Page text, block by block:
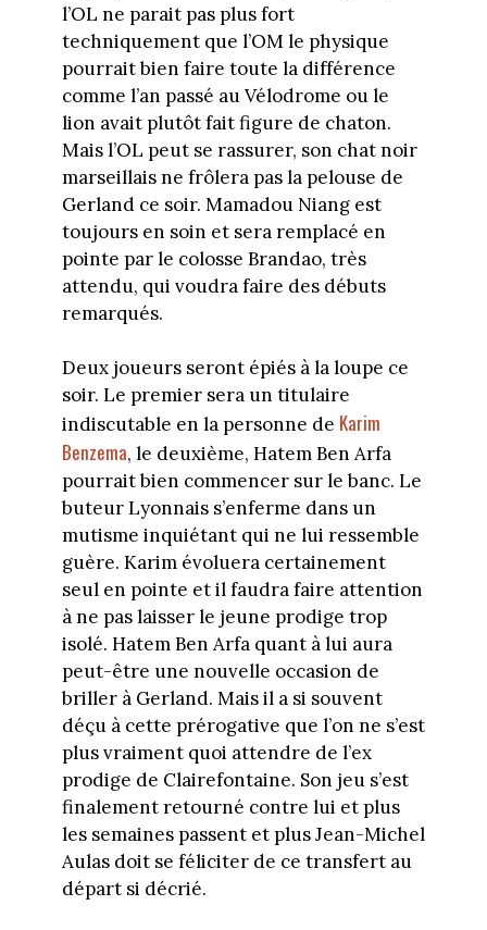
l’OL ne parait pas plus fort
techniquement que l’OM le physique
pourrait bien faire toute la différence
comme l’an passé au Vélodrome ou le
lion avait plutôt fait figure de chaton.
Mais l’OL peut se rassurer, son chat noir
marseillais ne frôlera pas la pelouse de
Gerland ce soir. Mamadou Niang est
toujours en soin et sera remplacé en
pointe par le colosse Brandao, très
attendu, qui voudra faire des débuts
remarqués.
Deux joueurs seront épiés à la loupe ce
soir. Le premier sera un titulaire
indiscutable en la personne de Karim
Benzema, le deuxième, Hatem Ben Arfa
pourrait bien commencer sur le banc. Le
buteur Lyonnais s’enferme dans un
mutisme inquiétant qui ne lui ressemble
guère. Karim évoluera certainement
seul en pointe et il faudra faire attention
à ne pas laisser le jeune prodige trop
isolé. Hatem Ben Arfa quant à lui aura
peut-être une nouvelle occasion de
briller à Gerland. Mais il a si souvent
déçu à cette prérogative que l’on ne s’est
plus vraiment quoi attendre de l’ex
prodige de Clairefontaine. Son jeu s’est
finalement retourné contre lui et plus
les semaines passent et plus Jean-Michel
Aulas doit se féliciter de ce transfert au
départ si décrié.